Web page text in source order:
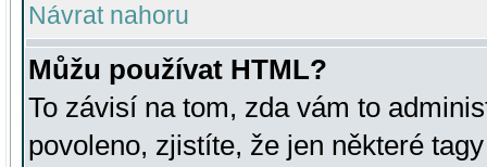
Návrat nahoru
Můžu používat HTML?
To závisí na tom, zda vám to
povoleno, zjistíte, že jen některé